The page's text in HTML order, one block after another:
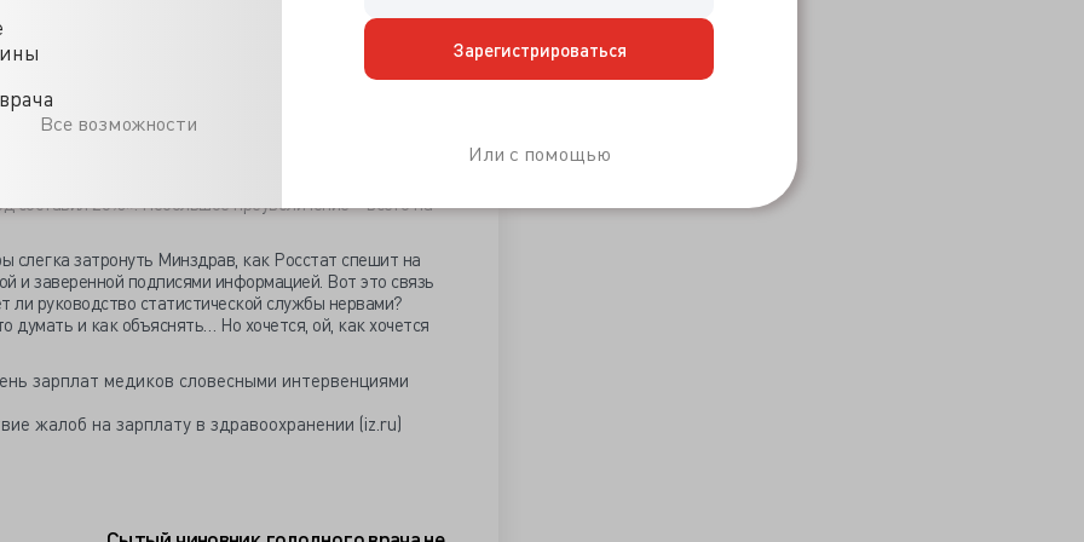
Все возможности
Зарегистрироваться
Или с помощью
взятой ЦНС.
вытекает при расчёте зарплаты. Разные работники –
– если говорить о людях, которые занимают одинаковые
лет назад, потому что в 2012 году процент оклада
20 до 30%, а сейчас все регионы подтянули до 50-55%».
внимание, то на следующий день после заявления
интерпретации, появилась информация Росстата о
на первом месте среди всех отраслей оказалось
составил 26%». Небольшое преувеличение – всего на
слегка затронуть Минздрав, как Росстат спешит на
и заверенной подписями информацией. Вот это связь
руководство статистической службы нервами?
думать и как объяснять… Но хочется, ой, как хочется
зарплат медиков словесными интервенциями
жалоб на зарплату в здравоохранении (iz.ru)